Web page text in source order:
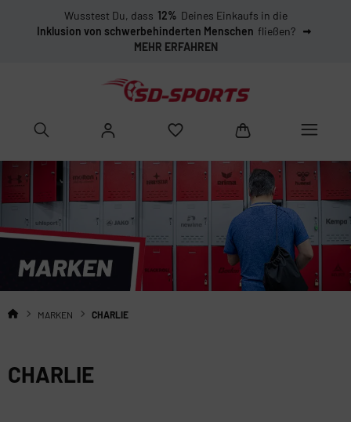
Wusstest Du, dass 12% Deines Einkaufs in die
Inklusion von schwerbehinderten Menschen fließen?
MEHR ERFAHREN
MARKEN CHARLIE
CHARLIE